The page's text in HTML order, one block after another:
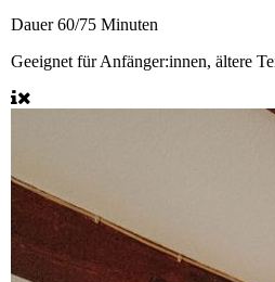
Dauer60/75 Minuten
Geeignet fürAnfänger:innen, ältere